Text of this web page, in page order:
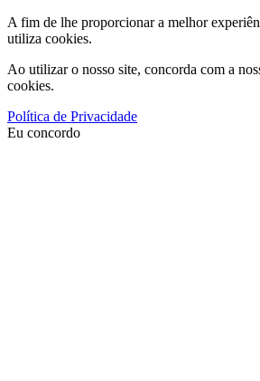
A fim de lhe proporcionar a melhor
utiliza cookies.
Ao utilizar o nosso site, concorda com a
cookies.
Política de Privacidade
Eu concordo